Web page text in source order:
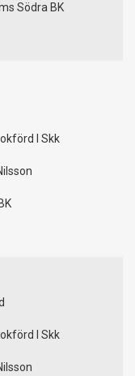
Södra BK
I Skk
I Skk